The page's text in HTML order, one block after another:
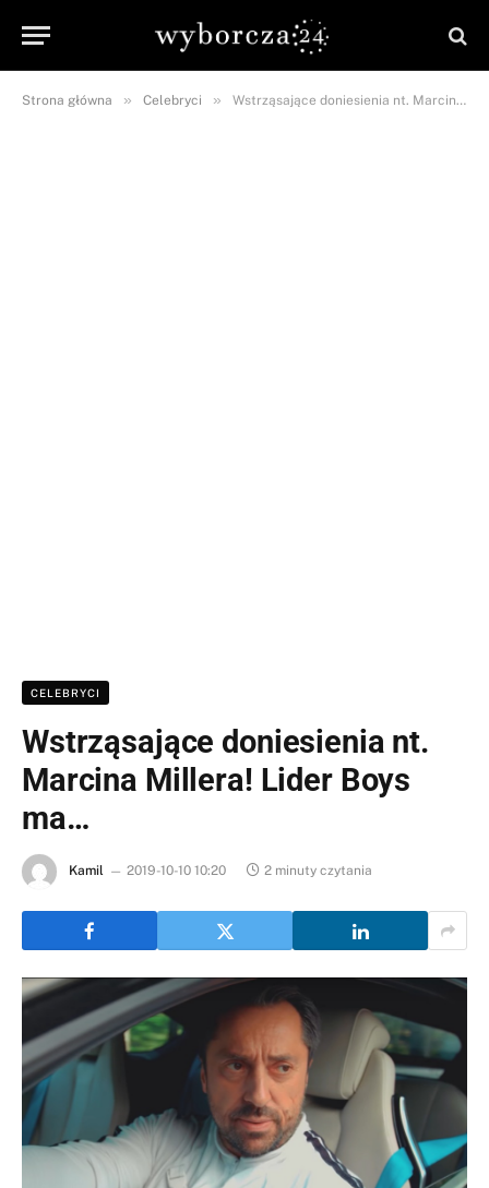
Strona główna » Celebryci » Wstrząsające doniesienia nt. Marcina Millera! Lider Boys ma…
CELEBRYCI
Wstrząsające doniesienia nt.
Marcina Millera! Lider Boys
ma…
Kamil 2019-10-10 10:20 2 minuty czytania